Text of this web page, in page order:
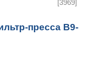
[3969]
пресса В9-